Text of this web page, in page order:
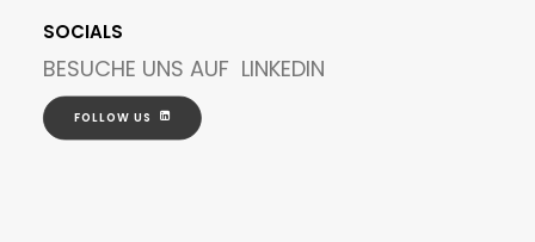
SOCIALS
BESUCHE UNS AUF LINKEDIN
FOLLOW US